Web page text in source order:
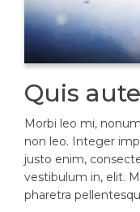
Quis
Morbi leo mi,
non leo. Integer
justo enim,
vestibulum in, elit.
pharetra